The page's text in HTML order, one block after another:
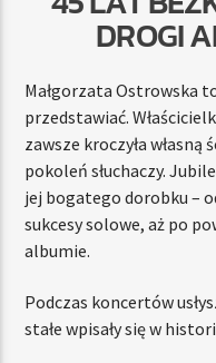
DROGI
Małgorzata Ostrowska
przedstawiać.
zawsze kroczyła własną
pokoleń słuchaczy.
jej bogatego dorobku –
sukcesy solowe, aż po
albumie.
Podczas koncertów
stałe wpisały się w